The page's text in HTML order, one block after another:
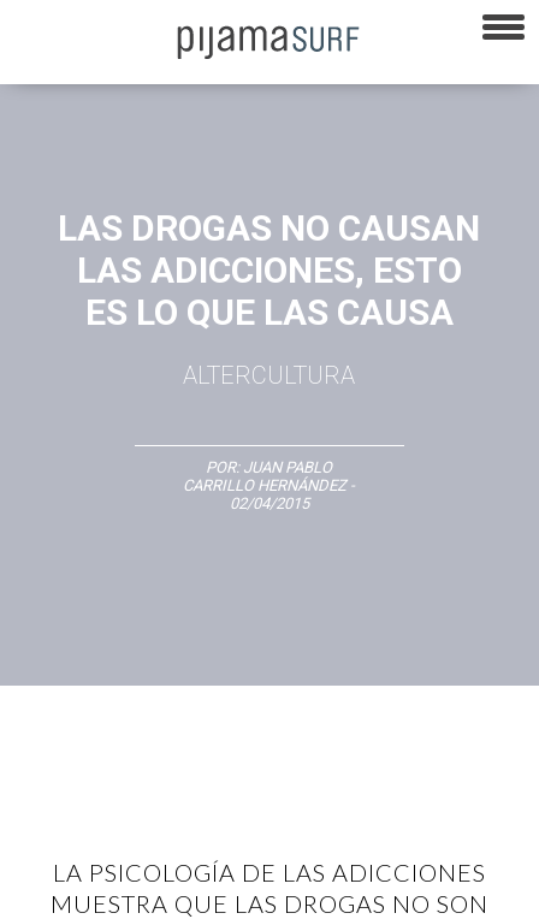
LAS DROGAS NO CAUSAN
LAS ADICCIONES, ESTO
ES LO QUE LAS CAUSA
ALTERCULTURA
POR: JUAN PABLO
CARRILLO HERNÁNDEZ-
02/04/2015
LA PSICOLOGÍA DE LAS ADICCIONES
MUESTRA QUE LAS DROGAS NO SON